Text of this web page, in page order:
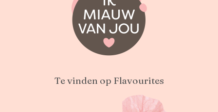
Te vinden op Flavourites